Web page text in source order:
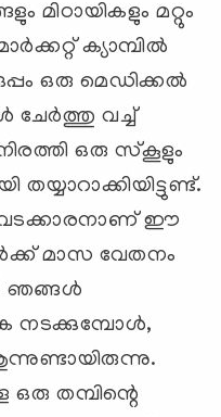
മറ്റും
ക്യാമ്പില്‍
ഒരു മെഡിക്കല്‍
ചേര്‍ത്തു വച്ച്
ഒരു സ്‌കൂളും
തയ്യാറാക്കിയിട്ടുണ്ട്.
ഈ
മാസ വേതനം
ഞങ്ങള്‍
നടക്കുമ്പോള്‍,
തമ്പിന്റെ